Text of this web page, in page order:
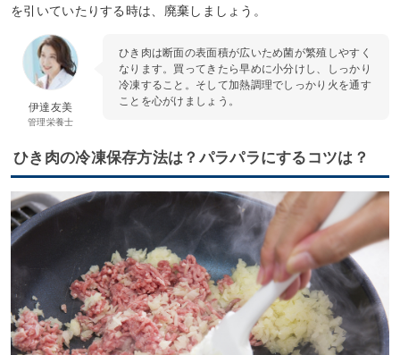
を引いていたりする時は、廃棄しましょう。
伊達友美
管理栄養士
ひき肉は断面の表面積が広いため菌が繁殖しやすく
なります。買ってきたら早めに小分けし、しっかり
冷凍すること。そして加熱調理でしっかり火を通す
ことを心がけましょう。
ひき肉の冷凍保存方法は？パラパラにするコツは？